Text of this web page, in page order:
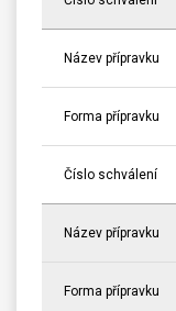
Název přípravku
Forma přípravku
Číslo schválení
Název přípravku
Forma přípravku